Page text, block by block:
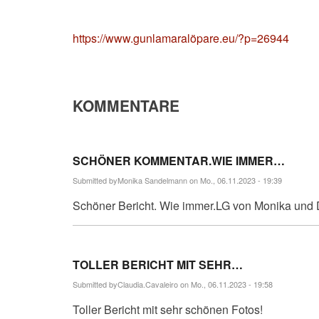
https://www.gunlamaralöpare.eu/?p=26944
KOMMENTARE
SCHÖNER KOMMENTAR.WIE IMMER…
Submitted byMonika Sandelmannon Mo., 06.11.2023 - 19:39
Schöner Bericht. Wie immer.LG von Monika und
TOLLER BERICHT MIT SEHR…
Submitted byClaudia.Cavaleiroon Mo., 06.11.2023 - 19:58
Toller Bericht mit sehr schönen Fotos!